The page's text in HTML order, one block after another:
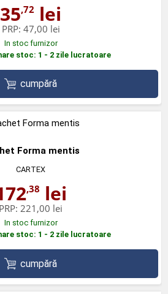
35,72 lei
PRP: 47,00 lei
In stoc furnizor
stoc: 1 - 2 zile lucratoare
cumpără
Forma mentis
CARTEX
,38 lei
PRP: 221,00 lei
In stoc furnizor
stoc: 1 - 2 zile lucratoare
cumpără